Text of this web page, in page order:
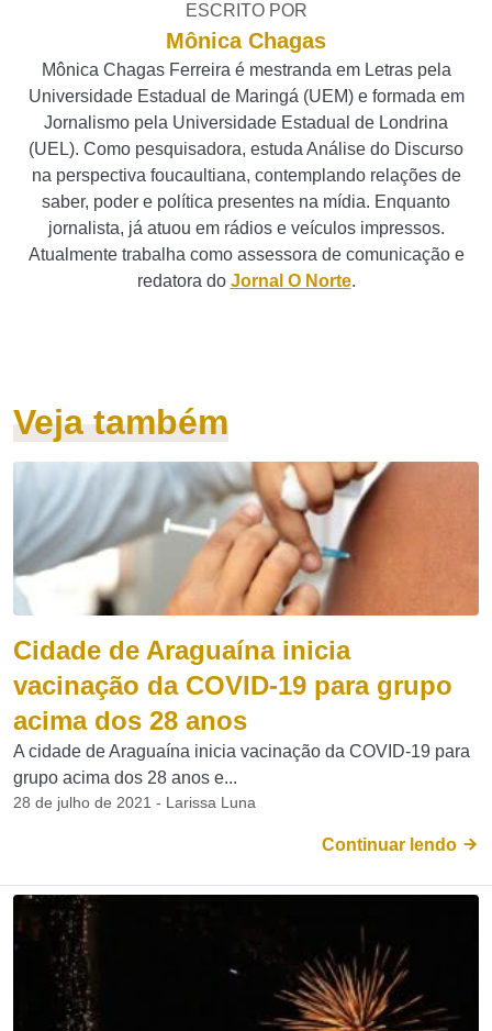
ESCRITO POR
Mônica Chagas
Mônica Chagas Ferreira é mestranda em Letras pela
Universidade Estadual de Maringá (UEM) e formada em
Jornalismo pela Universidade Estadual de Londrina
(UEL). Como pesquisadora, estuda Análise do Discurso
na perspectiva foucaultiana, contemplando relações de
saber, poder e política presentes na mídia. Enquanto
jornalista, já atuou em rádios e veículos impressos.
Atualmente trabalha como assessora de comunicação e
redatora do Jornal O Norte.
Veja também
Cidade de Araguaína inicia
vacinação da COVID-19 para grupo
acima dos 28 anos
A cidade de Araguaína inicia vacinação da COVID-19 para
grupo acima dos 28 anos e...
28 de julho de 2021 - Larissa Luna
Continuar lendo